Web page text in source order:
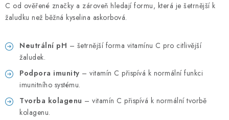
C od ověřené značky a zároveň hledají formu, která je šetrnější k
žaludku než běžná kyselina askorbová.
Neutrální pH – šetrnější forma vitamínu C pro citlivější
žaludek.
Podpora imunity – vitamín C přispívá k normální funkci
imunitního systému.
Tvorba kolagenu – vitamín C přispívá k normální tvorbě
kolagenu.